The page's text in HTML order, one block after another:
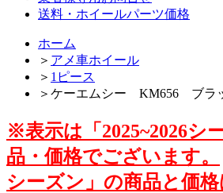
送料・ホイールパーツ価格
ホーム
＞ アメ車ホイール
＞ 1ピース
＞ ケーエムシー KM656 ブラ
※表示は「2025~2026シ
品・価格でございます。
シーズン」の商品と価